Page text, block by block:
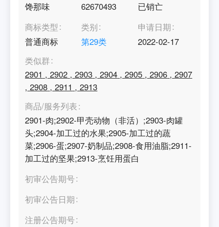
馋那味
62670493
已销亡
商标类型
普通商标
类别
第29类
申请日期
2022-02-17
类似群
2901 ,2902 ,2903 ,2904 ,2905 ,2906 ,2907
,2908 ,2911 ,2913
商品/服务列表
2901-肉;2902-甲壳动物（非活）;2903-肉罐
头;2904-加工过的水果;2905-加工过的蔬
菜;2906-蛋;2907-奶制品;2908-食用油脂;2911-
加工过的坚果;2913-烹饪用蛋白
初审公告期号
初审公告日期
注册公告期号